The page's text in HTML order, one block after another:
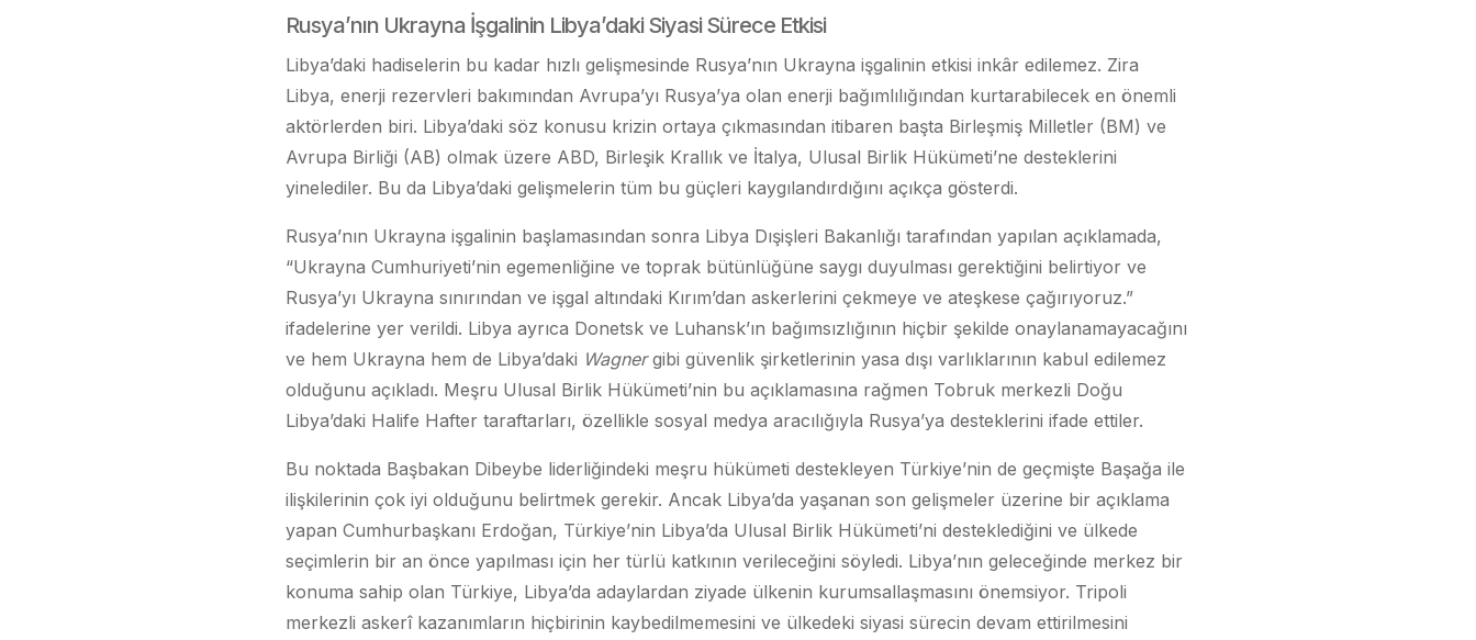
Rusya’nın Ukrayna İşgalinin Libya’daki Siyasi Sürece Etkisi
Libya’daki hadiselerin bu kadar hızlı gelişmesinde Rusya’nın Ukrayna işgalinin etkisi inkâr edilemez. Zira
Libya, enerji rezervleri bakımından Avrupa’yı Rusya’ya olan enerji bağımlılığından kurtarabilecek en önemli
aktörlerden biri. Libya’daki söz konusu krizin ortaya çıkmasından itibaren başta Birleşmiş Milletler (BM) ve
Avrupa Birliği (AB) olmak üzere ABD, Birleşik Krallık ve İtalya, Ulusal Birlik Hükümeti’ne desteklerini
yinelediler. Bu da Libya’daki gelişmelerin tüm bu güçleri kaygılandırdığını açıkça gösterdi.
Rusya’nın Ukrayna işgalinin başlamasından sonra Libya Dışişleri Bakanlığı tarafından yapılan açıklamada,
“Ukrayna Cumhuriyeti’nin egemenliğine ve toprak bütünlüğüne saygı duyulması gerektiğini belirtiyor ve
Rusya’yı Ukrayna sınırından ve işgal altındaki Kırım’dan askerlerini çekmeye ve ateşkese çağırıyoruz.”
ifadelerine yer verildi. Libya ayrıca Donetsk ve Luhansk’ın bağımsızlığının hiçbir şekilde onaylanamayacağını
ve hem Ukrayna hem de Libya’daki Wagnergibi güvenlik şirketlerinin yasa dışı varlıklarının kabul edilemez
olduğunu açıkladı. Meşru Ulusal Birlik Hükümeti’nin bu açıklamasına rağmen Tobruk merkezli Doğu
Libya’daki Halife Hafter taraftarları, özellikle sosyal medya aracılığıyla Rusya’ya desteklerini ifade ettiler.
Bu noktada Başbakan Dibeybe liderliğindeki meşru hükümeti destekleyen Türkiye’nin de geçmişte Başağa ile
ilişkilerinin çok iyi olduğunu belirtmek gerekir. Ancak Libya’da yaşanan son gelişmeler üzerine bir açıklama
yapan Cumhurbaşkanı Erdoğan, Türkiye’nin Libya’da Ulusal Birlik Hükümeti’ni desteklediğini ve ülkede
seçimlerin bir an önce yapılması için her türlü katkının verileceğini söyledi. Libya’nın geleceğinde merkez bir
konuma sahip olan Türkiye, Libya’da adaylardan ziyade ülkenin kurumsallaşmasını önemsiyor. Tripoli
merkezli askerî kazanımların hiçbirinin kaybedilmemesini ve ülkedeki siyasi sürecin devam ettirilmesini